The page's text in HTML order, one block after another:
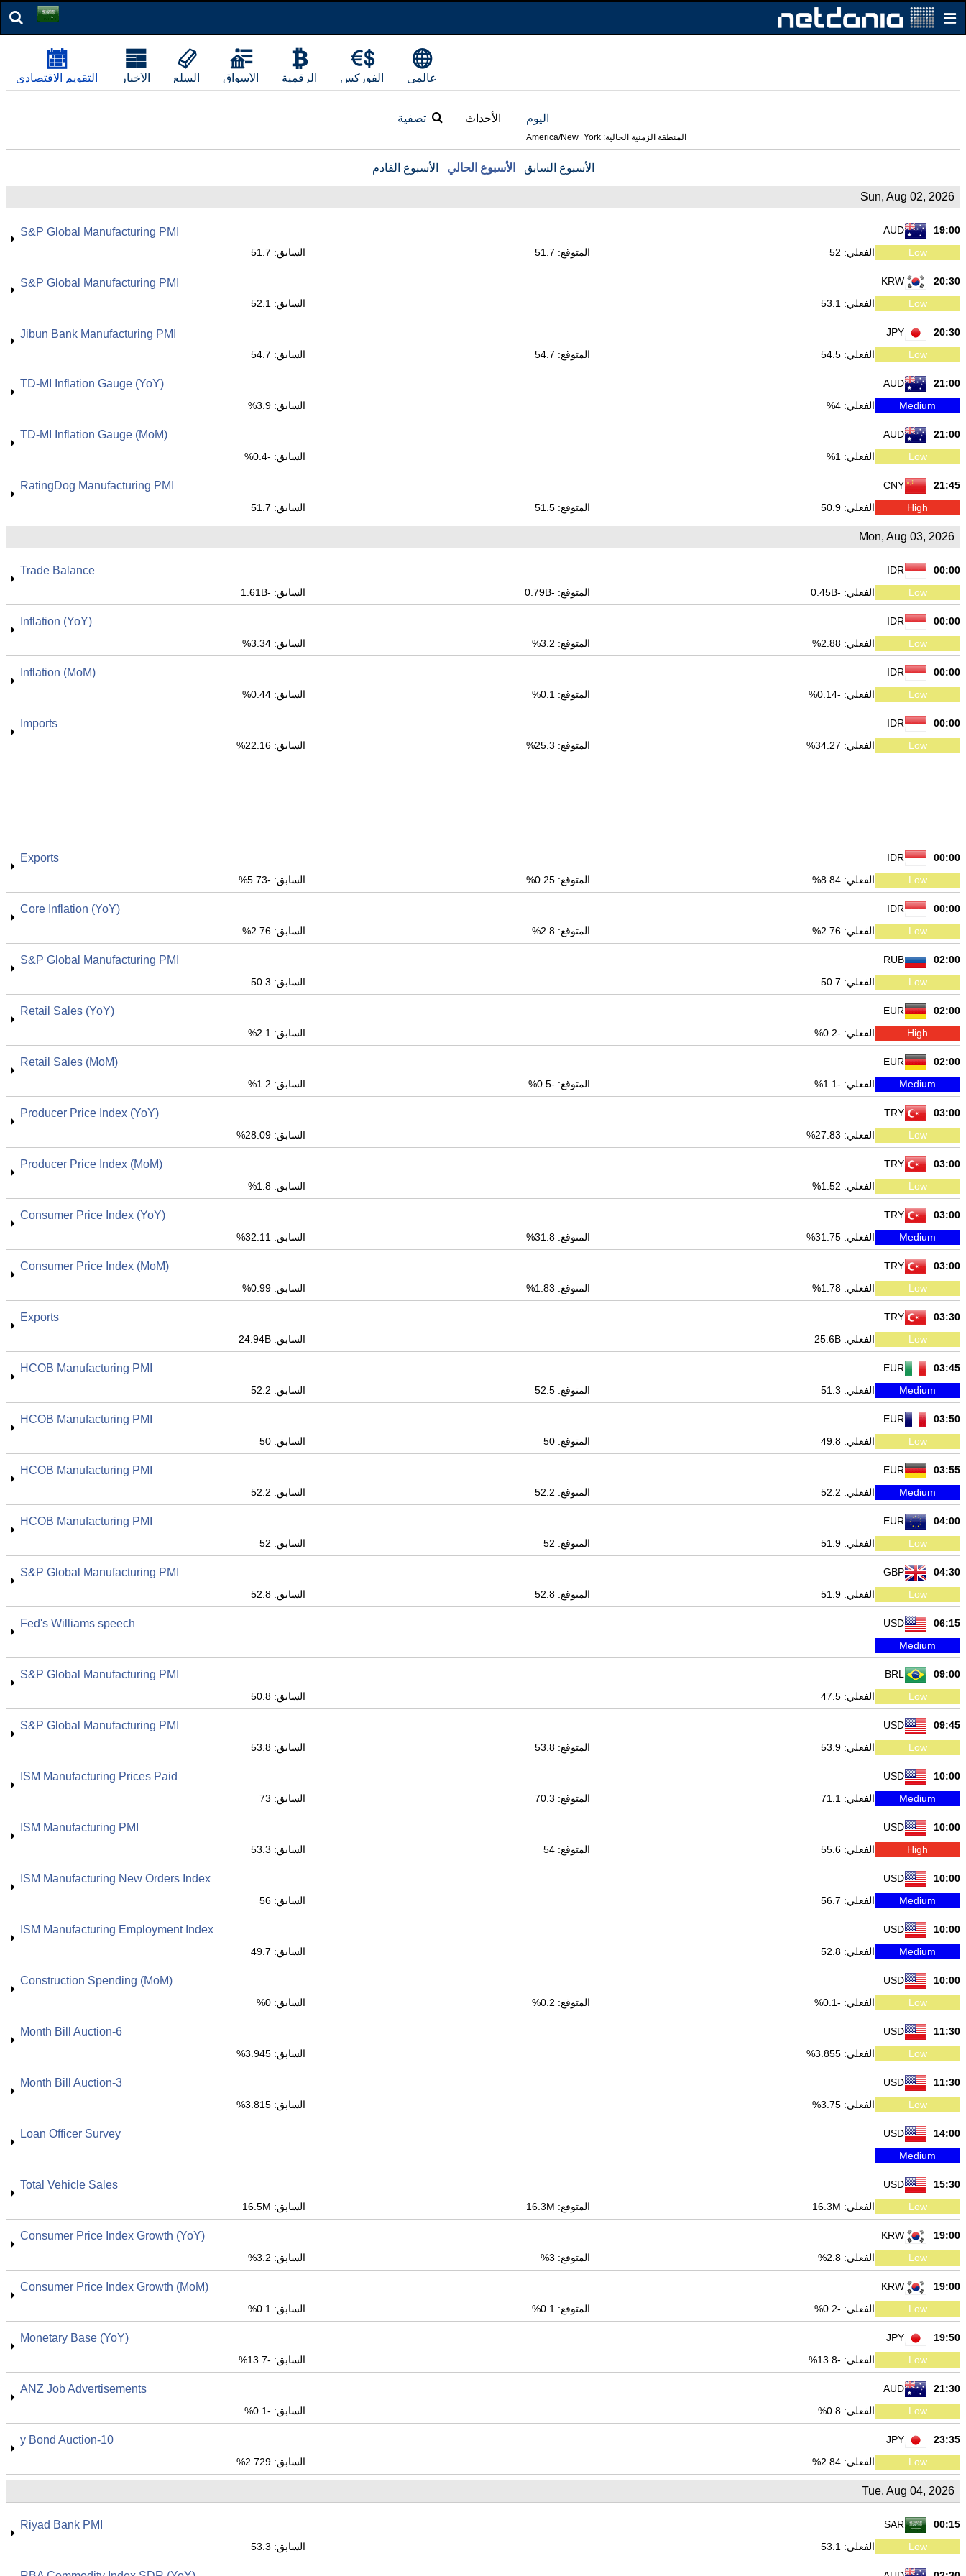
عالمي الفوركس الرقمية الأسواق السلع الأخبار التقويم الاقتصادي
اليوم
المنطقة الزمنية الحالية: America/New_York
الأحداث تصفية
الأسبوع السابق الأسبوع الحالي الأسبوع القادم
Sun, Aug 02, 2026
19:00
AUD
S&P Global Manufacturing PMI
Low الفعلي: 52 المتوقع: 51.7 السابق: 51.7
20:30
KRW
S&P Global Manufacturing PMI
Low الفعلي: 53.1 السابق: 52.1
20:30
JPY
Jibun Bank Manufacturing PMI
Low الفعلي: 54.5 المتوقع: 54.7 السابق: 54.7
21:00
AUD
TD-MI Inflation Gauge (YoY)
Medium الفعلي: 4% السابق: 3.9%
21:00
AUD
TD-MI Inflation Gauge (MoM)
Low الفعلي: 1% السابق: -0.4%
21:45
CNY
RatingDog Manufacturing PMI
High الفعلي: 50.9 المتوقع: 51.5 السابق: 51.7
Mon, Aug 03, 2026
00:00
IDR
Trade Balance
Low الفعلي: -0.45B المتوقع: -0.79B السابق: -1.61B
00:00
IDR
Inflation (YoY)
Low الفعلي: 2.88% المتوقع: 3.2% السابق: 3.34%
00:00
IDR
Inflation (MoM)
Low الفعلي: -0.14% المتوقع: 0.1% السابق: 0.44%
00:00
IDR
Imports
Low الفعلي: 34.27% المتوقع: 25.3% السابق: 22.16%
00:00
IDR
Exports
Low الفعلي: 8.84% المتوقع: 0.25% السابق: -5.73%
00:00
IDR
Core Inflation (YoY)
Low الفعلي: 2.76% المتوقع: 2.8% السابق: 2.76%
02:00
RUB
S&P Global Manufacturing PMI
Low الفعلي: 50.7 السابق: 50.3
02:00
EUR
Retail Sales (YoY)
High الفعلي: -0.2% السابق: 2.1%
02:00
EUR
Retail Sales (MoM)
Medium الفعلي: -1.1% المتوقع: -0.5% السابق: 1.2%
03:00
TRY
Producer Price Index (YoY)
Low الفعلي: 27.83% السابق: 28.09%
03:00
TRY
Producer Price Index (MoM)
Low الفعلي: 1.52% السابق: 1.8%
03:00
TRY
Consumer Price Index (YoY)
Medium الفعلي: 31.75% المتوقع: 31.8% السابق: 32.11%
03:00
TRY
Consumer Price Index (MoM)
Low الفعلي: 1.78% المتوقع: 1.83% السابق: 0.99%
03:30
TRY
Exports
Low الفعلي: 25.6B السابق: 24.94B
03:45
EUR
HCOB Manufacturing PMI
Medium الفعلي: 51.3 المتوقع: 52.5 السابق: 52.2
03:50
EUR
HCOB Manufacturing PMI
Low الفعلي: 49.8 المتوقع: 50 السابق: 50
03:55
EUR
HCOB Manufacturing PMI
Medium الفعلي: 52.2 المتوقع: 52.2 السابق: 52.2
04:00
EUR
HCOB Manufacturing PMI
Low الفعلي: 51.9 المتوقع: 52 السابق: 52
04:30
GBP
S&P Global Manufacturing PMI
Low الفعلي: 51.9 المتوقع: 52.8 السابق: 52.8
06:15
USD
Fed's Williams speech
Medium
09:00
BRL
S&P Global Manufacturing PMI
Low الفعلي: 47.5 السابق: 50.8
09:45
USD
S&P Global Manufacturing PMI
Low الفعلي: 53.9 المتوقع: 53.8 السابق: 53.8
10:00
USD
ISM Manufacturing Prices Paid
Medium الفعلي: 71.1 المتوقع: 70.3 السابق: 73
10:00
USD
ISM Manufacturing PMI
High الفعلي: 55.6 المتوقع: 54 السابق: 53.3
10:00
USD
ISM Manufacturing New Orders Index
Medium الفعلي: 56.7 السابق: 56
10:00
USD
ISM Manufacturing Employment Index
Medium الفعلي: 52.8 السابق: 49.7
10:00
USD
Construction Spending (MoM)
Low الفعلي: -0.1% المتوقع: 0.2% السابق: 0%
11:30
USD
6-Month Bill Auction
Low الفعلي: 3.855% السابق: 3.945%
11:30
USD
3-Month Bill Auction
Low الفعلي: 3.75% السابق: 3.815%
14:00
USD
Loan Officer Survey
Medium
15:30
USD
Total Vehicle Sales
Low الفعلي: 16.3M المتوقع: 16.3M السابق: 16.5M
19:00
KRW
Consumer Price Index Growth (YoY)
Low الفعلي: 2.8% المتوقع: 3% السابق: 3.2%
19:00
KRW
Consumer Price Index Growth (MoM)
Low الفعلي: -0.2% المتوقع: 0.1% السابق: 0.1%
19:50
JPY
Monetary Base (YoY)
Low الفعلي: -13.8% السابق: -13.7%
21:30
AUD
ANZ Job Advertisements
Low الفعلي: 0.8% السابق: -0.1%
23:35
JPY
10-y Bond Auction
Low الفعلي: 2.84% السابق: 2.729%
Tue, Aug 04, 2026
00:15
SAR
Riyad Bank PMI
Low الفعلي: 53.1 السابق: 53.3